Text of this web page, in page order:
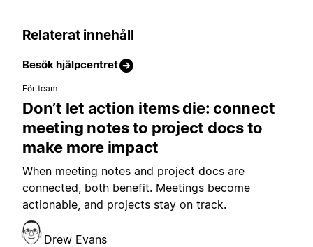
Relaterat innehåll
Besök hjälpcentret
För team
Don’t let action items die: connect
meeting notes to project docs to
make more impact
When meeting notes and project docs are
connected, both benefit. Meetings become
actionable, and projects stay on track.
Drew Evans